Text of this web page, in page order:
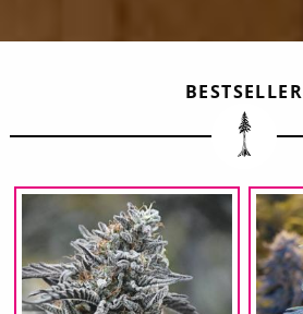
BESTSELLER